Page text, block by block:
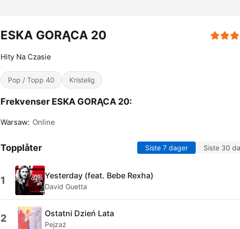
ESKA GORĄCA 20
Hity Na Czasie
Pop / Topp 40 Kristelig
Frekvenser ESKA GORĄCA 20:
Warsaw: Online
Topplåter Siste 7 dager Siste 30
1 Yesterday (feat. Bebe Rexha)
David Guetta
2 Ostatni Dzień Lata
Pejzaż